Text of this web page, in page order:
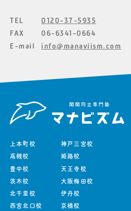
TEL
0120-37-5935
FAX
06-6341-0664
E-mail
info@manaviism.com
上本町校
高槻校
豊中校
茨木校
北千里校
西宮北口校
神戸三宮校
姫路校
天王寺校
大阪梅田校
伊丹校
京橋校